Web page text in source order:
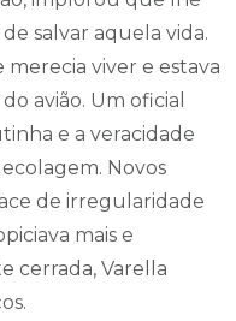
salvar aquela vida.
viver e estava
avião. Um oficial
e a veracidade
Novos
de irregularidade
mais e
cerrada, Varella